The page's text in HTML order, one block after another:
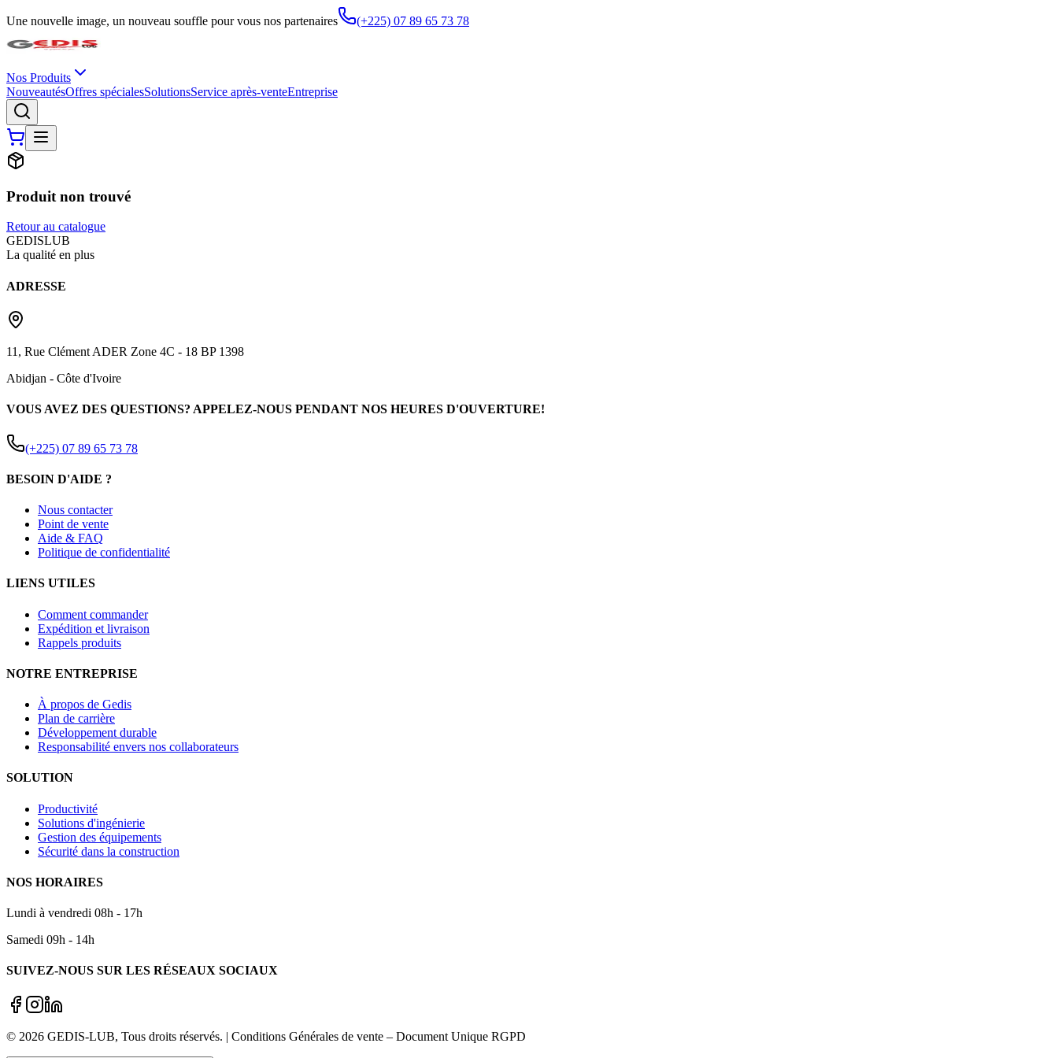
Une nouvelle image, un nouveau souffle pour vous nos partenaires (+225) 07 89 65 73 78
Nos Produits
NouveautésOffres spécialesSolutionsService après-venteEntreprise
Produit non trouvé
Retour au catalogue
GEDISLUB
La qualité en plus
ADRESSE
11, Rue Clément ADER Zone 4C - 18 BP 1398
Abidjan - Côte d'Ivoire
VOUS AVEZ DES QUESTIONS? APPELEZ-NOUS PENDANT NOS HEURES D'OUVERTURE!
(+225) 07 89 65 73 78
BESOIN D'AIDE ?
Nous contacter
Point de vente
Aide & FAQ
Politique de confidentialité
LIENS UTILES
Comment commander
Expédition et livraison
Rappels produits
NOTRE ENTREPRISE
À propos de Gedis
Plan de carrière
Développement durable
Responsabilité envers nos collaborateurs
SOLUTION
Productivité
Solutions d'ingénierie
Gestion des équipements
Sécurité dans la construction
NOS HORAIRES
Lundi à vendredi 08h - 17h
Samedi 09h - 14h
SUIVEZ-NOUS SUR LES RÉSEAUX SOCIAUX
© 2026 GEDIS-LUB, Tous droits réservés. | Conditions Générales de vente – Document Unique RGPD